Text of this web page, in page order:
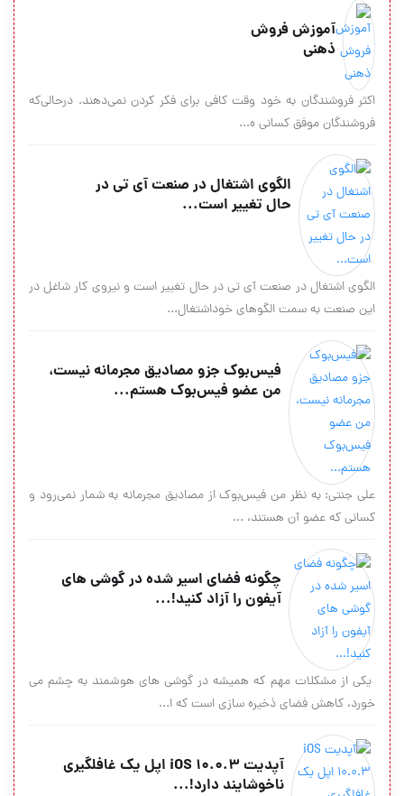
آموزش فروش
ذهنی
اکثر فروشندگان به خود وقت کافی برای فکر کردن نمی‌دهند. درحالی‌که
فروشندگان موفق کسانی ه...
الگوی اشتغال در صنعت آی تی در
حال تغییر است...
الگوی اشتغال در صنعت آی تی در حال تغییر است و نیروی کار شاغل در
این صنعت به سمت الگوهای خوداشتغال...
فیس‌بوک جزو مصادیق مجرمانه نیست،
من عضو فیس‌بوک هستم...
علی جنتی: به نظر من فیس‌بوک از مصادیق مجرمانه به شمار نمی‌رود و
کسانی که عضو آن هستند، ...
چگونه فضای اسیر شده در گوشی های
آیفون را آزاد کنید!...
یکی از مشکلات مهم که همیشه در گوشی های هوشمند به چشم می
خورد، کاهش فضای ذخیره سازی است که ا...
آپدیت iOS 10.0.3 اپل یک غافلگیری
ناخوشایند دارد!...